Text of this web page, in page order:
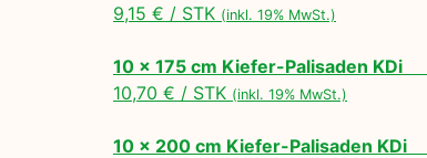
9,15 € / STK (inkl. 19% MwSt.)
10 x 175 cm Kiefer-Palisaden KDi
10,70 € / STK (inkl. 19% MwSt.)
10 x 200 cm Kiefer-Palisaden KDi